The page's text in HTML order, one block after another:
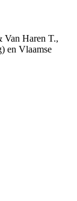
Van Haren T.,
en Vlaamse